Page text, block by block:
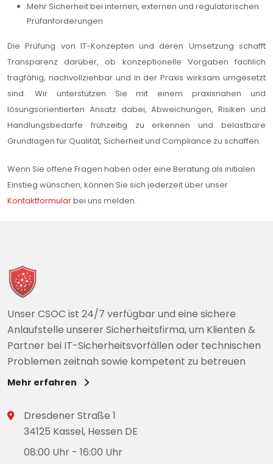
Mehr Sicherheit bei internen, externen und regulatorischen
Prüfanforderungen
Die Prüfung von IT-Konzepten und deren Umsetzung schafft
Transparenz darüber, ob konzeptionelle Vorgaben fachlich
tragfähig, nachvollziehbar und in der Praxis wirksam umgesetzt
sind. Wir unterstützen Sie mit einem praxisnahen und
lösungsorientierten Ansatz dabei, Abweichungen, Risiken und
Handlungsbedarfe frühzeitig zu erkennen und belastbare
Grundlagen für Qualität, Sicherheit und Compliance zu schaffen.
Wenn Sie offene Fragen haben oder eine Beratung als initialen
Einstieg wünschen, können Sie sich jederzeit über unser
Kontaktformularbei uns melden.
Unser CSOC ist 24/7 verfügbar und eine sichere
Anlaufstelle unserer Sicherheitsfirma, um Klienten &
Partner bei IT-Sicherheitsvorfällen oder technischen
Problemen zeitnah sowie kompetent zu betreuen
Mehr erfahren
Dresdener Straße 1
34125 Kassel, Hessen DE
08:00 Uhr - 16:00 Uhr